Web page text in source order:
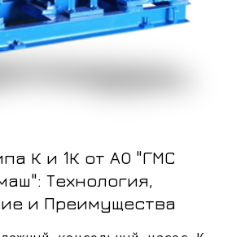
К и 1К от АО "ГМС
Технология,
и Преимущества